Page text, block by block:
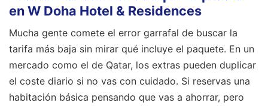
en W Doha Hotel & Residences
Mucha gente comete el error garrafal de buscar la
tarifa más baja sin mirar qué incluye el paquete. En un
mercado como el de Qatar, los extras pueden duplicar
el coste diario si no vas con cuidado. Si reservas una
habitación básica pensando que vas a ahorrar, pero